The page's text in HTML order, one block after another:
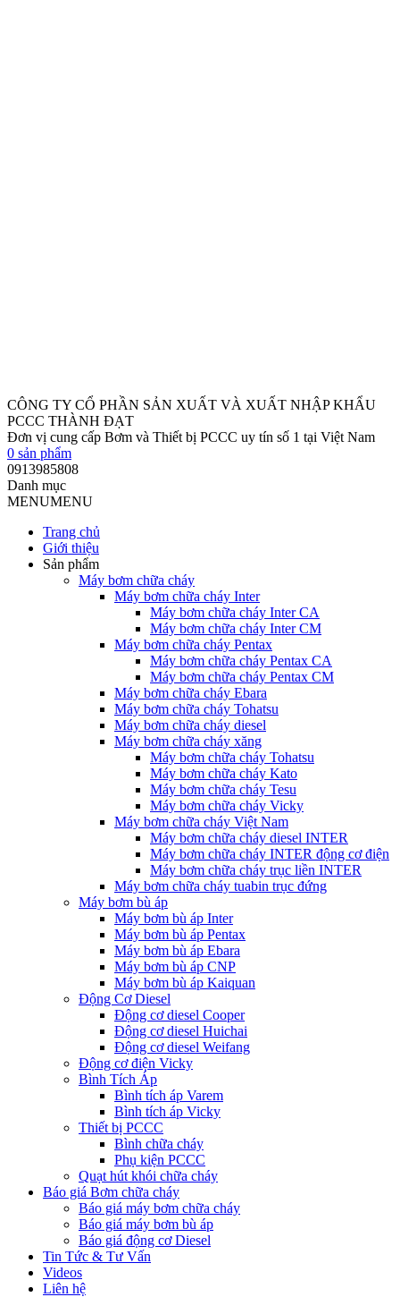
CÔNG TY CỔ PHẦN SẢN XUẤT VÀ XUẤT NHẬP KHẨU
PCCC THÀNH ĐẠT
Đơn vị cung cấp Bơm và Thiết bị PCCC uy tín số 1 tại Việt Nam
0 sản phẩm
0913985808
Danh mục
MENUMENU
Trang chủ
Giới thiệu
Sản phẩm
Máy bơm chữa cháy
Máy bơm chữa cháy Inter
Máy bơm chữa cháy Inter CA
Máy bơm chữa cháy Inter CM
Máy bơm chữa cháy Pentax
Máy bơm chữa cháy Pentax CA
Máy bơm chữa cháy Pentax CM
Máy bơm chữa cháy Ebara
Máy bơm chữa cháy Tohatsu
Máy bơm chữa cháy diesel
Máy bơm chữa cháy xăng
Máy bơm chữa cháy Tohatsu
Máy bơm chữa cháy Kato
Máy bơm chữa cháy Tesu
Máy bơm chữa cháy Vicky
Máy bơm chữa cháy Việt Nam
Máy bơm chữa cháy diesel INTER
Máy bơm chữa cháy INTER động cơ điện
Máy bơm chữa cháy trục liền INTER
Máy bơm chữa cháy tuabin trục đứng
Máy bơm bù áp
Máy bơm bù áp Inter
Máy bơm bù áp Pentax
Máy bơm bù áp Ebara
Máy bơm bù áp CNP
Máy bơm bù áp Kaiquan
Động Cơ Diesel
Động cơ diesel Cooper
Động cơ diesel Huichai
Động cơ diesel Weifang
Động cơ điện Vicky
Bình Tích Áp
Bình tích áp Varem
Bình tích áp Vicky
Thiết bị PCCC
Bình chữa cháy
Phụ kiện PCCC
Quạt hút khói chữa cháy
Báo giá Bơm chữa cháy
Báo giá máy bơm chữa cháy
Báo giá máy bơm bù áp
Báo giá động cơ Diesel
Tin Tức & Tư Vấn
Videos
Liên hệ